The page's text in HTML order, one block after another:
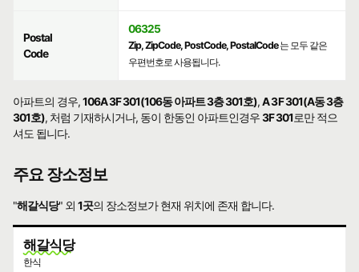
Postal
Code
06325
Zip, ZipCode, PostCode, PostalCode는 모두 같은
우편번호로 사용됩니다.
아파트의 경우,106A 3F 301(106동 아파트 3층 301호),A 3F 301(A동 3층
301호), 처럼 기재하시거나, 동이 한동인 아파트인경우3F 301로만 적으
셔도 됩니다.
주요 장소정보
"해갈식당" 외1곳의 장소정보가 현재 위치에 존재 합니다.
해갈식당
한식